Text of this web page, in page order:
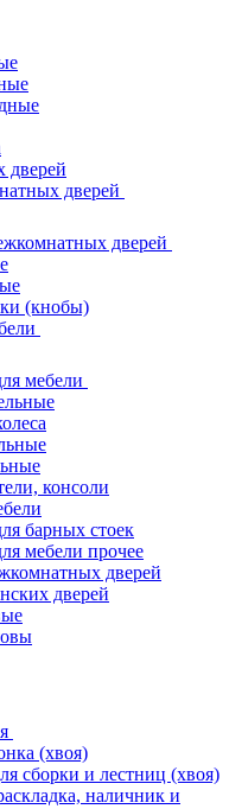
дверей
дверей
дверей
(кнобы)
мебели
консоли
барных стоек
мебели прочее
дверей
дверей
(хвоя)
сборки и лестниц (хвоя)
наличник и